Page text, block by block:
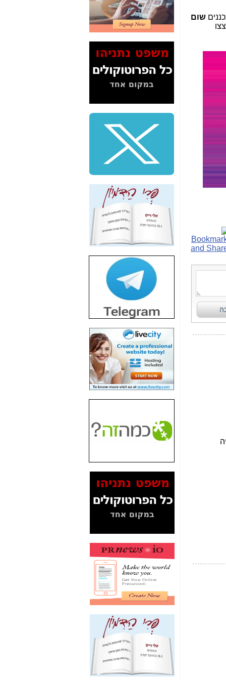
שום
2" על תעלולי השר
משה כחלון -כאן
הסלולר" ואיך מסרסים
את הנתונים לציבור -
כאן
סיכום ביקור בסיליקון
שלמה פילבר (עד
לאחרונה מנכ"ל משרד
התקשורת) - עד
מדינה? הצחקתם
"יש אפליה בחקירה"?
חשיפה: למה השר
משה כחלון לא נחקר
עד היום? -
כאן
הדומה לזו של "תיק
4000" אך בתחום
הסלולר -
חשיפת מה שלא
רוצים שתדעו בעניין
פריסת אנלימיטד
(בניחוח בלתי נסבל) -
כאן
חשיפה: איוב קרא
אישר לקבוצת סלקום
בדיוק מה שביבי אישר
כאן
האם השר איוב קרא
היה צריך בכלל לחתום
על האישור, שנתן
האם ביבי וקרא קבלו
בכלל תמורה עבור
המסמכים בנושא בזק-
Yes (תיק 4000)
לאיש הלא נכון! -כאן
עובדות ומסמכים
האם ביבי כשר
תקשורת עזר לקב'
בזק? -כאן
מה מקור ה-Fake
News שהביא לתפירת
תיק לביבי והעלמת
החשודים הנכונים -כאן
אחת הרגליים של "תיק
4000 התפור"
התמוטטה היום
בניצחון (כפול) של בזק
כאן
איך כתבות מפנקות